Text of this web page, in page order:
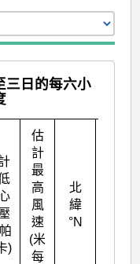
三日的每六小
)
估
計
最
高
風
速
(米
每
北
緯
°N